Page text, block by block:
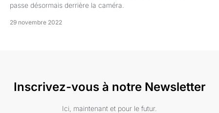
passe désormais derrière la caméra.
29 novembre 2022
Inscrivez-vous à notre Newsletter
Ici, maintenant et pour le futur.